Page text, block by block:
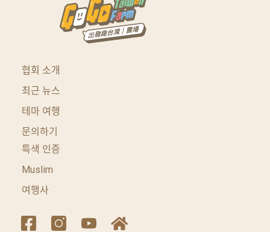
협회 소개
최근 뉴스
테마 여행
문의하기
특색 인증
Muslim
여행사